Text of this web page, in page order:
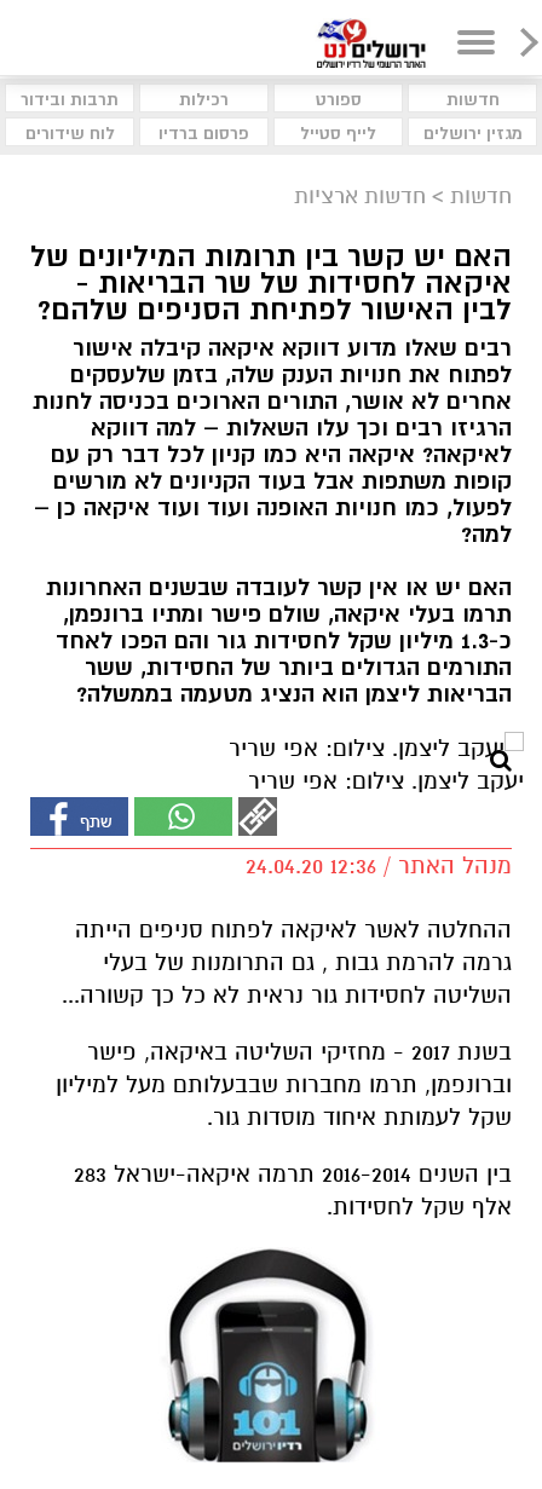
חדשות ספורט רכילות
תרבות ובידור
מגזין ירושלים
לייף סטייל פרסום ברדיו לוח שידורים
חדשות > חדשות ארציות
האם יש קשר בין תרומות המיליונים של
איקאה לחסידות של שר הבריאות -
לבין האישור לפתיחת הסניפים שלהם?
רבים שאלו מדוע דווקא איקאה קיבלה אישור
לפתוח את חנויות הענק שלה, בזמן שלעסקים
אחרים לא אושר, התורים הארוכים בכניסה לחנות
הרגיזו רבים וכך עלו השאלות – למה דווקא
לאיקאה? איקאה היא כמו קניון לכל דבר רק עם
קופות משתפות אבל בעוד הקניונים לא מורשים
לפעול, כמו חנויות האופנה ועוד ועוד איקאה כן –
למה?
האם יש או אין קשר לעובדה שבשנים האחרונות
תרמו בעלי איקאה, שולם פישר ומתיו ברונפמן,
כ-1.3 מיליון שקל לחסידות גור והם הפכו לאחד
התורמים הגדולים ביותר של החסידות, ששר
הבריאות ליצמן הוא הנציג מטעמה בממשלה?
יעקב ליצמן. צילום: אפי שריר
מנהל האתר / 12:36 24.04.20
ההחלטה לאשר לאיקאה לפתוח סניפים הייתה
גרמה להרמת גבות , גם התרומנות של בעלי
השליטה לחסידות גור נראית לא כל כך קשורה...
בשנת 2017 - מחזיקי השליטה באיקאה, פישר
וברונפמן, תרמו מחברות שבבעלותם מעל למיליון
שקל לעמותת איחוד מוסדות גור.
בין השנים 2016-2014 תרמה איקאה-ישראל 283
אלף שקל לחסידות.